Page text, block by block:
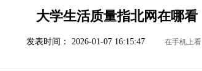
大学生活质量指北网在哪看
发表时间 ： 2026-01-07 16:15:47 在手机上看